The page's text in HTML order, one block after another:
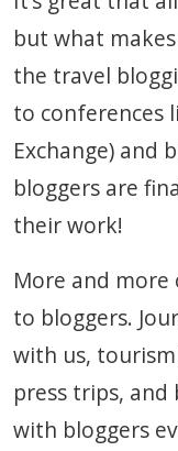
but what
the travel
to conferences
Exchange) and
bloggers are
their work!
More and more
to bloggers.
with us,
press trips,
with bloggers